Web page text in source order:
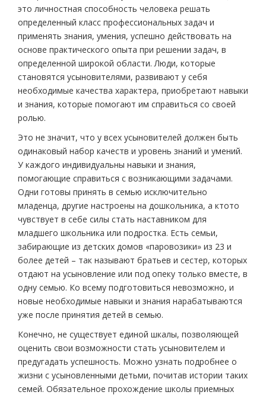
это личностная способность человека решать
определенный класс профессиональных задач и
применять знания, умения, успешно действовать на
основе практического опыта при решении задач, в
определенной широкой области. Люди, которые
становятся усыновителями, развивают у себя
необходимые качества характера, приобретают навыки
и знания, которые помогают им справиться со своей
ролью.
Это не значит, что у всех усыновителей должен быть
одинаковый набор качеств и уровень знаний и умений.
У каждого индивидуальны навыки и знания,
помогающие справиться с возникающими задачами.
Одни готовы принять в семью исключительно
младенца, другие настроены на дошкольника, а кто­то
чувствует в себе силы стать наставником для
младшего школьника или подростка. Есть семьи,
забирающие из детских домов «паровозики» из 2­3 и
более детей – так называют братьев и сестер, которых
отдают на усыновление или под опеку только вместе, в
одну семью. Ко всему подготовиться невозможно, и
новые необходимые навыки и знания нарабатываются
уже после принятия детей в семью.
Конечно, не существует единой шкалы, позволяющей
оценить свои возможности стать усыновителем и
предугадать успешность. Можно узнать подробнее о
жизни с усыновленными детьми, почитав истории таких
семей. Обязательное прохождение школы приемных